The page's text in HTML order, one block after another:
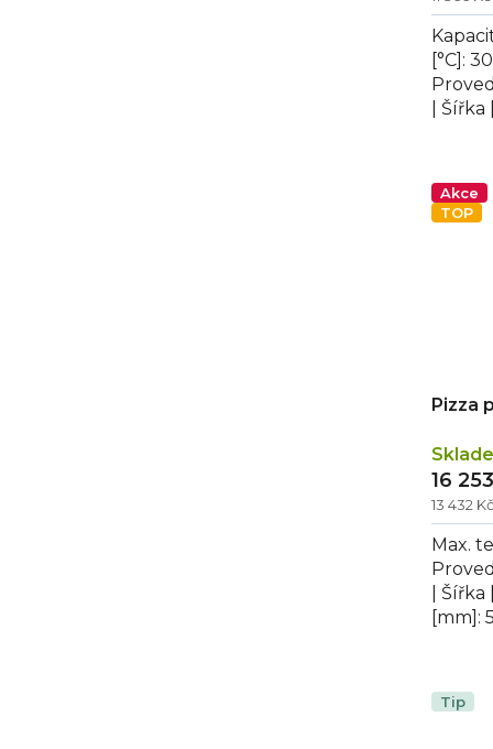
[°C]:
|
Akce
TOP
Pizza
13 432
16
Max.
|
[mm]:
Tip